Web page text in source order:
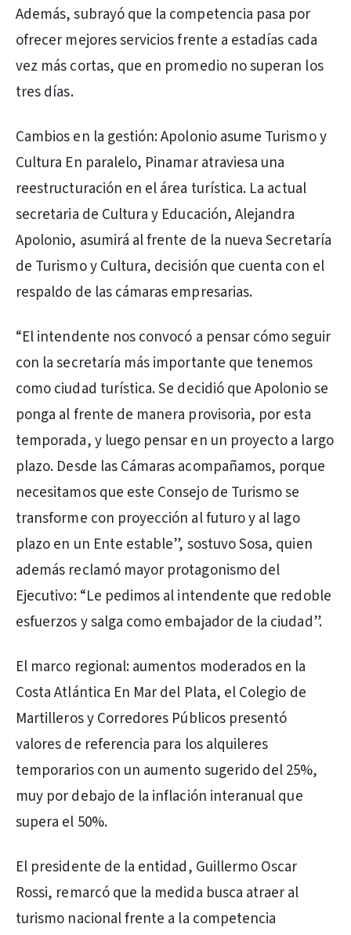
Además, subrayó que la competencia pasa por
ofrecer mejores servicios frente a estadías cada
vez más cortas, que en promedio no superan los
tres días.
Cambios en la gestión: Apolonio asume Turismo y
Cultura En paralelo, Pinamar atraviesa una
reestructuración en el área turística. La actual
secretaria de Cultura y Educación, Alejandra
Apolonio, asumirá al frente de la nueva Secretaría
de Turismo y Cultura, decisión que cuenta con el
respaldo de las cámaras empresarias.
“El intendente nos convocó a pensar cómo seguir
con la secretaría más importante que tenemos
como ciudad turística. Se decidió que Apolonio se
ponga al frente de manera provisoria, por esta
temporada, y luego pensar en un proyecto a largo
plazo. Desde las Cámaras acompañamos, porque
necesitamos que este Consejo de Turismo se
transforme con proyección al futuro y al lago
plazo en un Ente estable”, sostuvo Sosa, quien
además reclamó mayor protagonismo del
Ejecutivo: “Le pedimos al intendente que redoble
esfuerzos y salga como embajador de la ciudad”.
El marco regional: aumentos moderados en la
Costa Atlántica En Mar del Plata, el Colegio de
Martilleros y Corredores Públicos presentó
valores de referencia para los alquileres
temporarios con un aumento sugerido del 25%,
muy por debajo de la inflación interanual que
supera el 50%.
El presidente de la entidad, Guillermo Oscar
Rossi, remarcó que la medida busca atraer al
turismo nacional frente a la competencia